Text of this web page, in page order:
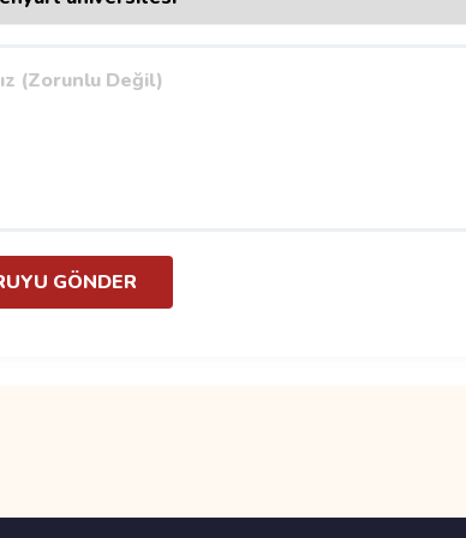
GÖNDER